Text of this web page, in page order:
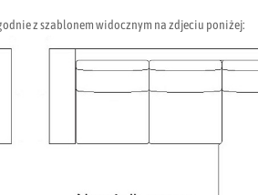
z szablonem widocznym na zdjeciu poniżej: